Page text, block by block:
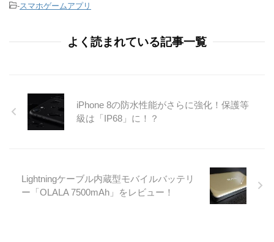
-スマホゲームアプリ
よく読まれている記事一覧
iPhone 8の防水性能がさらに強化！保護等
級は「IP68」に！？
Lightningケーブル内蔵型モバイルバッテリ
ー「OLALA 7500mAh」をレビュー！